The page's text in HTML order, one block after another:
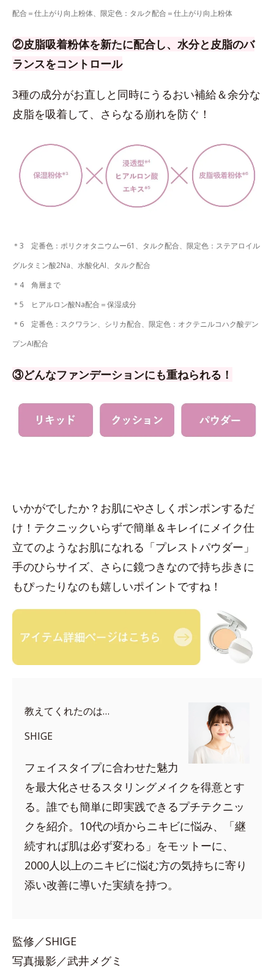
配合＝仕上がり向上粉体、限定色：タルク配合＝仕上がり向上粉体
②皮脂吸着粉体を新たに配合し、水分と皮脂のバ
ランスをコントロール
3種の成分がお直しと同時にうるおい補給＆余分な
皮脂を吸着して、さらなる崩れを防ぐ！
＊3 定番色：ポリクオタニウムー61、タルク配合、限定色：ステアロイル
グルタミン酸2Na、水酸化AI、タルク配合
＊4 角層まで
＊5 ヒアルロン酸Na配合＝保湿成分
＊6 定番色：スクワラン、シリカ配合、限定色：オクテニルコハク酸デン
プンAI配合
③どんなファンデーションにも重ねられる！
いかがでしたか？お肌にやさしくポンポンするだ
け！テクニックいらずで簡単＆キレイにメイク仕
立てのようなお肌になれる「プレストパウダー」
手のひらサイズ、さらに鏡つきなので持ち歩きに
もぴったりなのも嬉しいポイントですね！
教えてくれたのは…
SHIGE
フェイスタイプに合わせた魅力
を最大化させるスタリングメイクを得意とす
る。誰でも簡単に即実践できるプチテクニッ
クを紹介。10代の頃からニキビに悩み、「継
続すれば肌は必ず変わる」をモットーに、
2000人以上のニキビに悩む方の気持ちに寄り
添い改善に導いた実績を持つ。
監修／SHIGE
写真撮影／武井メグミ